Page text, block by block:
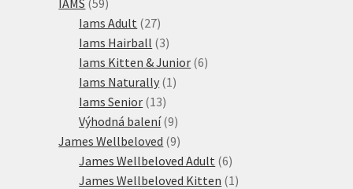
produktů
Iams Adult 2727
produktů
Iams Hairball 33
produkty
Iams Kitten & Junior 66
Iams Naturally 1 1
Iams Senior 1313
produktů
Výhodná balení 99
produktů
James Wellbeloved 99
produktů
James Wellbeloved Adult 66
produktů
James Wellbeloved Kitten 1 1